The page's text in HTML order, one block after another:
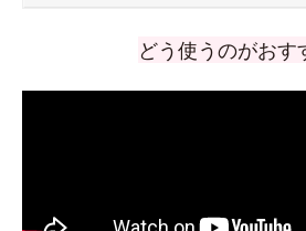
どう使うのがおす